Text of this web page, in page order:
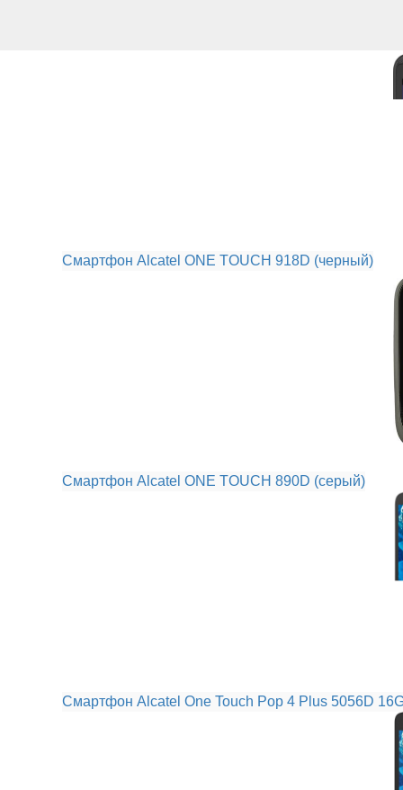
Смартфон Alcatel ONE TOUCH 918D (черный)
Смартфон Alcatel ONE TOUCH 890D (серый)
Смартфон Alcatel One Touch Pop 4 Plus 5056D